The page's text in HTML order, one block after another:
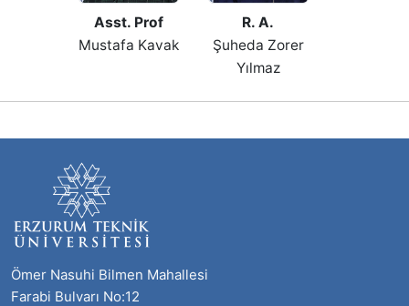
Asst. Prof
Mustafa Kavak
R. A.
Şuheda Zorer
Yılmaz
Ömer Nasuhi Bilmen Mahallesi
Farabi Bulvarı No:12